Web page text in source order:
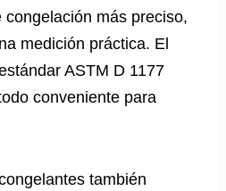
más preciso,
medición práctica. El
ASTM D 1177
conveniente para
también